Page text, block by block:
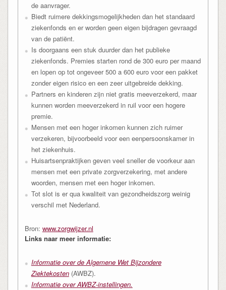
de aanvrager.
Biedt ruimere dekkingsmogelijkheden dan het standaard
ziekenfonds en er worden geen eigen bijdragen gevraagd
van de patiënt.
Is doorgaans een stuk duurder dan het publieke
ziekenfonds. Premies starten rond de 300 euro per maand
en lopen op tot ongeveer 500 a 600 euro voor een pakket
zonder eigen risico en een zeer uitgebreide dekking.
Partners en kinderen zijn niet gratis meeverzekerd, maar
kunnen worden meeverzekerd in ruil voor een hogere
premie.
Mensen met een hoger inkomen kunnen zich ruimer
verzekeren, bijvoorbeeld voor een eenpersoonskamer in
het ziekenhuis.
Huisartsenpraktijken geven veel sneller de voorkeur aan
mensen met een private zorgverzekering, met andere
woorden, mensen met een hoger inkomen.
Tot slot is er qua kwaliteit van gezondheidszorg weinig
verschil met Nederland.
Bron: www.zorgwijzer.nl
Links naar meer informatie:
Informatie over de Algemene Wet Bijzondere
Ziektekosten(AWBZ).
Informatie over AWBZ-instellingen.